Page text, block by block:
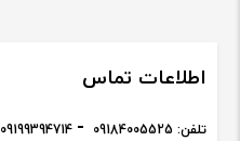
اطلاعات تماس
تلفن: 09184005525
09199394714